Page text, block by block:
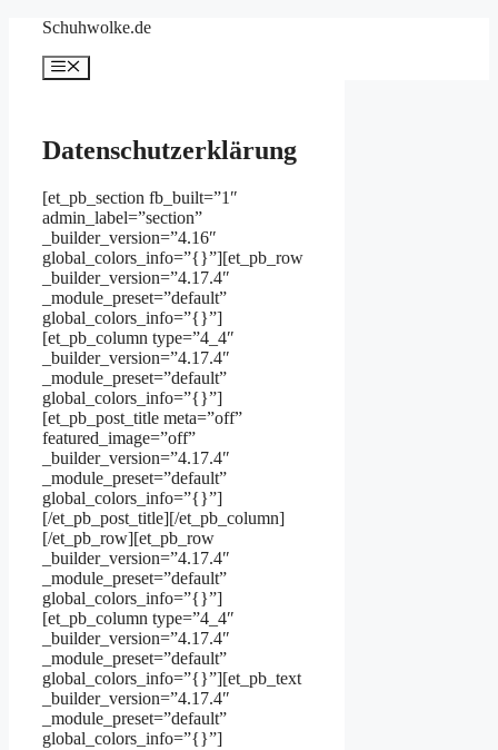
content
Schuhwolke.de
Menu
Datenschutzerklärung
[et_pb_section fb_built=”1″
admin_label=”section”
_builder_version=”4.16″
global_colors_info=”{}”][et_pb_row
_builder_version=”4.17.4″
_module_preset=”default”
global_colors_info=”{}”]
[et_pb_column type=”4_4″
_builder_version=”4.17.4″
_module_preset=”default”
global_colors_info=”{}”]
[et_pb_post_title meta=”off”
featured_image=”off”
_builder_version=”4.17.4″
_module_preset=”default”
global_colors_info=”{}”]
[/et_pb_post_title][/et_pb_column]
[/et_pb_row][et_pb_row
_builder_version=”4.17.4″
_module_preset=”default”
global_colors_info=”{}”]
[et_pb_column type=”4_4″
_builder_version=”4.17.4″
_module_preset=”default”
global_colors_info=”{}”][et_pb_text
_builder_version=”4.17.4″
_module_preset=”default”
global_colors_info=”{}”]